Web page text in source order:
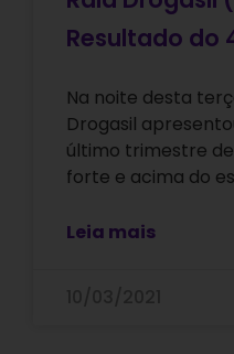
Resultado do
Na noite desta
Drogasil
último trimestre
forte e acima do
Leia mais